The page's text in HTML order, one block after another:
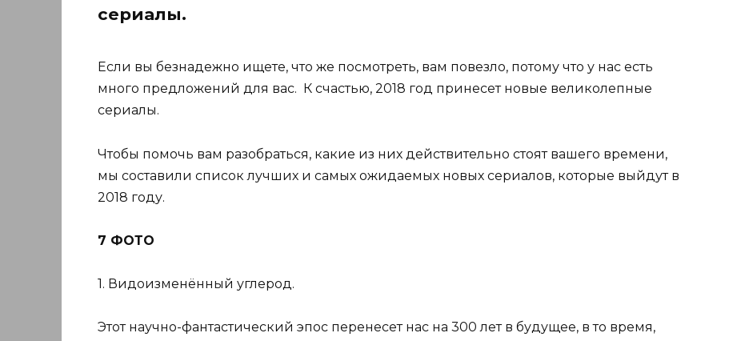
сериалы.
Если вы безнадежно ищете, что же посмотреть, вам повезло, потому что у нас есть
много предложений для вас. К счастью, 2018 год принесет новые великолепные
сериалы.
Чтобы помочь вам разобраться, какие из них действительно стоят вашего времени,
мы составили список лучших и самых ожидаемых новых сериалов, которые выйдут в
2018 году.
7 ФОТО
1. Видоизменённый углерод.
Этот научно-фантастический эпос перенесет нас на 300 лет в будущее, в то время,